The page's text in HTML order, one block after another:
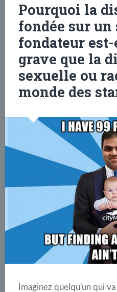
Pourquoi la
fondée sur un
fondateur
grave que la
sexuelle ou
monde des
Imaginez quelqu'un qui